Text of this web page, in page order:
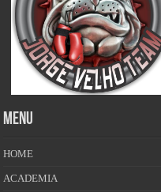
MENU
HOME
ACADEMIA